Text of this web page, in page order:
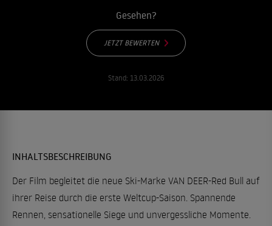
Gesehen?
JETZT BEWERTEN
Stand: 13.03.2026
INHALTSBESCHREIBUNG
Der Film begleitet die neue Ski-Marke VAN DEER-Red Bull auf
ihrer Reise durch die erste Weltcup-Saison. Spannende
Rennen, sensationelle Siege und unvergessliche Momente.